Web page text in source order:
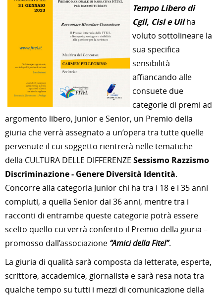
Tempo Libero di
Cgil, Cisl e Uil ha
voluto sottolineare la
sua specifica
sensibilità
affiancando alle
consuete due
categorie di premi ad
argomento libero, Junior e Senior, un Premio della
giuria che verrà assegnato a un’opera tra tutte quelle
pervenute il cui soggetto rientrerà nelle tematiche
della CULTURA DELLE DIFFERENZE Sessismo Razzismo
Discriminazione - Genere Diversità Identità.
Concorre alla categoria Junior chi ha tra i 18 e i 35 anni
compiuti, a quella Senior dai 36 anni, mentre tra i
racconti di entrambe queste categorie potrà essere
scelto quello cui verrà conferito il Premio della giuria –
promosso dall’associazione “Amici della Fitel”.
La giuria di qualità sarà composta da letteratə, espertə,
scrittorə, accademicə, giornalistə e sarà resa nota tra
qualche tempo su tutti i mezzi di comunicazione della